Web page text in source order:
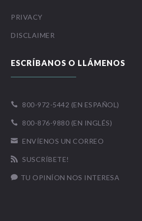
PRIVACY
DISCLAIMER
ESCRÍBANOS O LLÁMENOS
 800-972-5442 (EN ESPAÑOL)
 800-876-9880 (EN INGLÉS)
 ENVÍENOS UN CORREO
 SUSCRÍBETE!
 TU OPINÍON NOS INTERESA